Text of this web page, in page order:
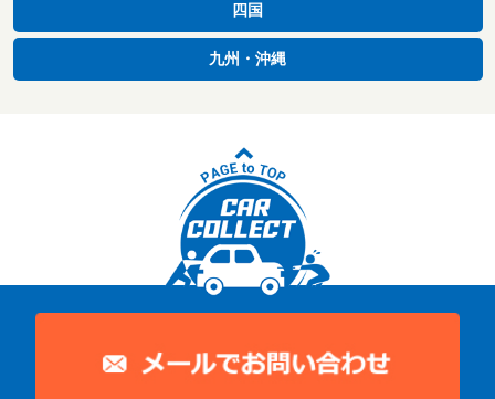
四国
九州・沖縄